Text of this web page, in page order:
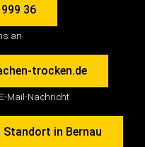
36
an
trocken.de
Mail-Nachricht
in Bernau